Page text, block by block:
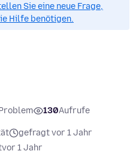
Sie eine neue Frage,
Hilfe benötigen.
130Aufrufe
gefragt vor 1 Jahr
vor 1 Jahr